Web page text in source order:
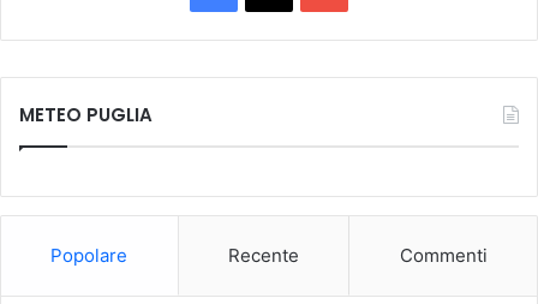
a
c
o
u
METEO PUGLIA
Popolare Recente Commenti